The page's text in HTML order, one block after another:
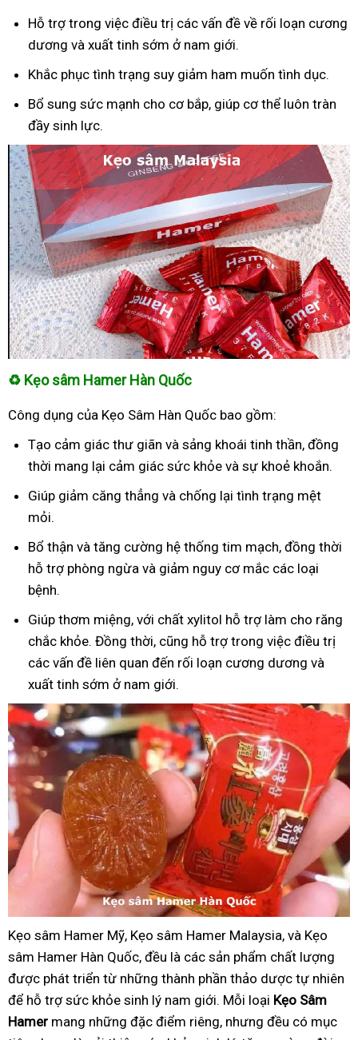
Hỗ trợ trong việc điều trị các vấn đề về rối loạn cương
dương và xuất tinh sớm ở nam giới.
Khắc phục tình trạng suy giảm ham muốn tình dục.
Bổ sung sức mạnh cho cơ bắp, giúp cơ thể luôn tràn
đầy sinh lực.
♻ Kẹo sâm Hamer Hàn Quốc
Công dụng của Kẹo Sâm Hàn Quốc bao gồm:
Tạo cảm giác thư giãn và sảng khoái tinh thần, đồng
thời mang lại cảm giác sức khỏe và sự khoẻ khoắn.
Giúp giảm căng thẳng và chống lại tình trạng mệt
mỏi.
Bổ thận và tăng cường hệ thống tim mạch, đồng thời
hỗ trợ phòng ngừa và giảm nguy cơ mắc các loại
bệnh.
Giúp thơm miệng, với chất xylitol hỗ trợ làm cho răng
chắc khỏe. Đồng thời, cũng hỗ trợ trong việc điều trị
các vấn đề liên quan đến rối loạn cương dương và
xuất tinh sớm ở nam giới.
Kẹo sâm Hamer Mỹ, Kẹo sâm Hamer Malaysia, và Kẹo
sâm Hamer Hàn Quốc, đều là các sản phẩm chất lượng
được phát triển từ những thành phần thảo dược tự nhiên
để hỗ trợ sức khỏe sinh lý nam giới. Mỗi loại Kẹo Sâm
Hamer mang những đặc điểm riêng, nhưng đều có mục